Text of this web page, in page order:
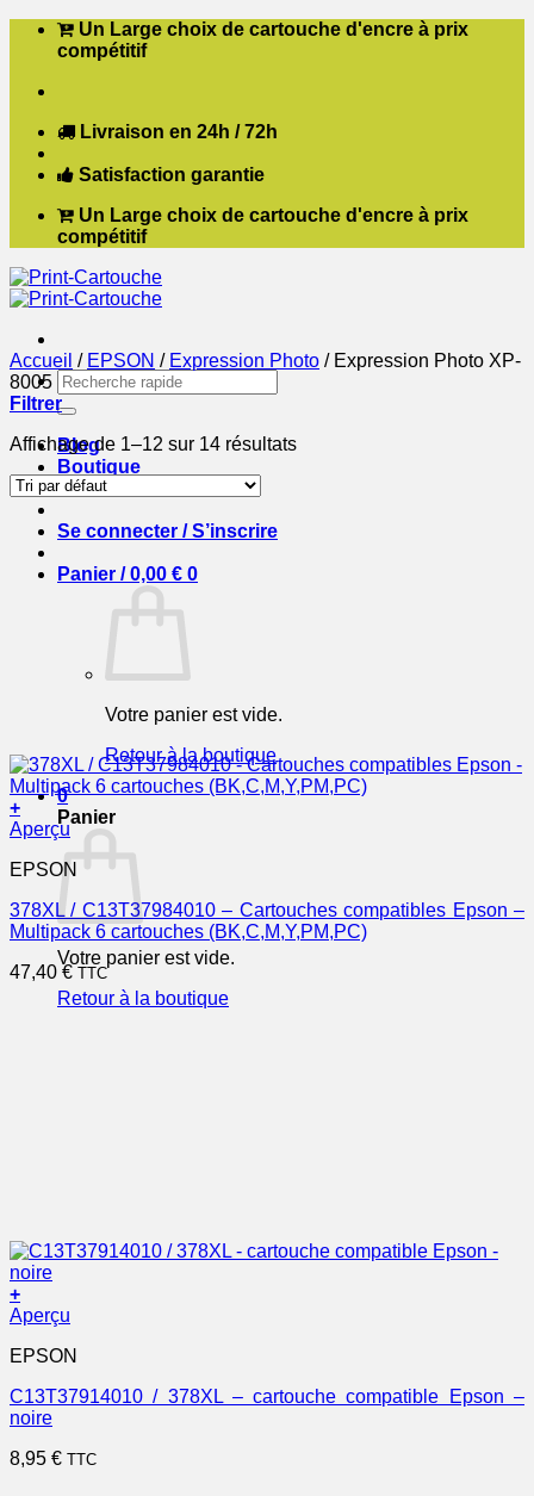
Passer Un Large choix de cartouche d'encre à prix
compétitif
Livraison en 24h / 72h
Satisfaction garantie
Un Large choix de cartouche d'encre à prix
compétitif
Recherche
pour :
Blog
Boutique
Contact
Se connecter / S’inscrire
Panier /0,00 € 0
Votre panier est vide.
Retour à la boutique
0
Panier
Votre panier est vide.
Retour à la boutique
Accueil / EPSON / Expression Photo /Expression Photo XP-
8005
Filtrer
Affichage de 1–12 sur 14 résultats
+
Aperçu
EPSON
378XL / C13T37984010 – Cartouches compatibles Epson –
Multipack 6 cartouches (BK,C,M,Y,PM,PC)
47,40 € TTC
+
Aperçu
EPSON
C13T37914010 / 378XL – cartouche compatible Epson –
noire
8,95 € TTC